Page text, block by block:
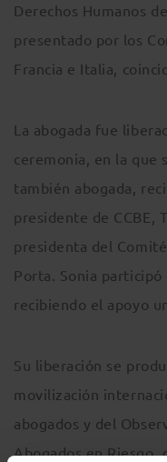
Derechos Humanos
presentado por los
Francia e Italia,
La abogada fue
ceremonia, en la que
también abogada,
presidente de CCBE,
presidenta del
Porta. Sonia
recibiendo el apoyo
Su liberación se
movilización
abogados y del
Abogados en Riesgo,